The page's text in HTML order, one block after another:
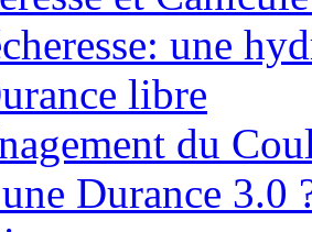
une
libre
du
Durance 3.0